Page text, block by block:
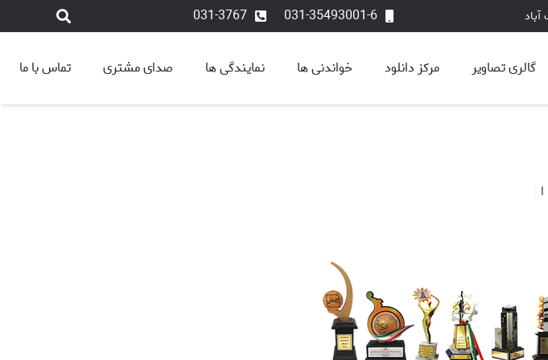
031-35493001-6
031-3767
گالری تصاویر مرکز دانلود خواندنی ها نمایندگی ها صدای مشتری تماس با ما
افتخار